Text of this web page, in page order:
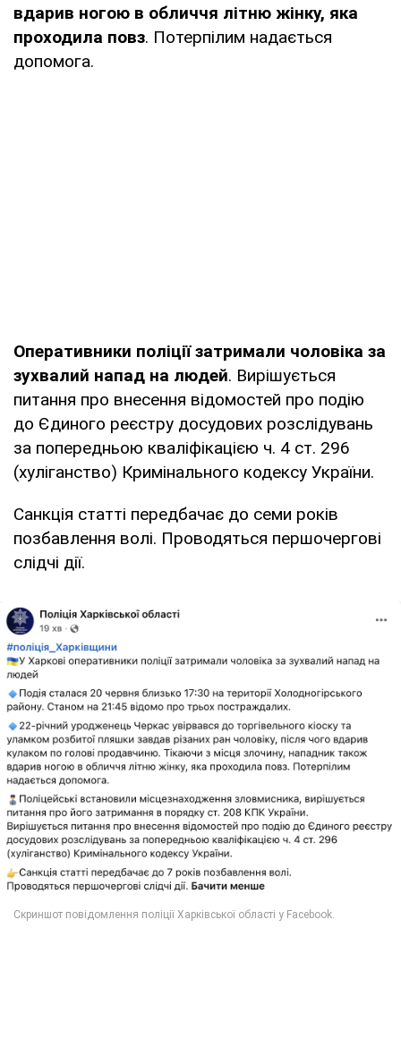
вдарив ногою в обличчя літню жінку, яка
проходила повз. Потерпілим надається
допомога.
Оперативники поліції затримали чоловіка за
зухвалий напад на людей. Вирішується
питання про внесення відомостей про подію
до Єдиного реєстру досудових розслідувань
за попередньою кваліфікацією ч. 4 ст. 296
(хуліганство) Кримінального кодексу України.
Санкція статті передбачає до семи років
позбавлення волі. Проводяться першочергові
слідчі дії.